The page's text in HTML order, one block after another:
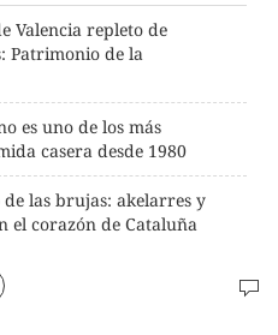
Valencia repleto de
Patrimonio de la
es uno de los más
casera desde 1980
las brujas: akelarres y
el corazón de Cataluña